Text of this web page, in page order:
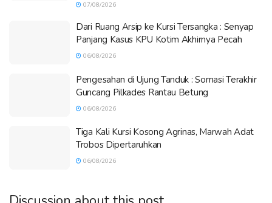
07/08/2026
Dari Ruang Arsip ke Kursi Tersangka : Senyap
Panjang Kasus KPU Kotim Akhirnya Pecah
06/08/2026
Pengesahan di Ujung Tanduk : Somasi Terakhir
Guncang Pilkades Rantau Betung
06/08/2026
Tiga Kali Kursi Kosong Agrinas, Marwah Adat
Trobos Dipertaruhkan
06/08/2026